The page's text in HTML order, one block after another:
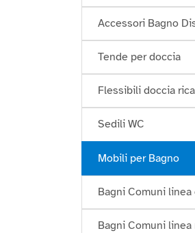
Accessori Bagno
Tende per doccia
Flessibili doccia
Sedili WC
Mobili per Bagno
Bagni Comuni linea
Bagni Comuni linea